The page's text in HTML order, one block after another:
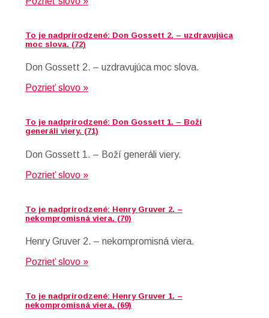
To je nadprirodzené: Don Gossett 2. – uzdravujúca
moc slova. (72)
Don Gossett 2. – uzdravujúca moc slova.
Pozrieť slovo »
To je nadprirodzené: Don Gossett 1. – Boží
generáli viery. (71)
Don Gossett 1. – Boží generáli viery.
Pozrieť slovo »
To je nadprirodzené: Henry Gruver 2. –
nekompromisná viera. (70)
Henry Gruver 2. – nekompromisná viera.
Pozrieť slovo »
To je nadprirodzené: Henry Gruver 1. –
nekompromisná viera. (69)